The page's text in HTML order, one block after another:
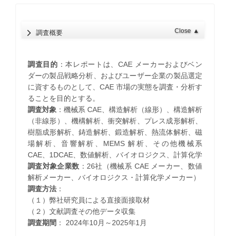
調査概要 Close ▲
調査目的 ：本レポートは、CAE メーカーおよびベン
ダーの製品戦略分析、およびユーザー企業の製品選定
に資するものとして、CAE 市場の実態を調査・分析す
ることを目的とする。
調査対象 ：機械系 CAE、構造解析（線形）、構造解析
（非線形）、機構解析、衝突解析、プレス成形解析、
樹脂成形解析、鋳造解析、鍛造解析、熱流体解析、磁
場解析、音響解析、MEMS 解析、その他機械系
CAE、1DCAE、数値解析、バイオロジクス、計算化学
調査対象企業数 ：26社（機械系 CAE メーカー、数値
解析メーカー、バイオロジクス・計算化学メーカー）
調査方法：
（１）弊社研究員による直接面接取材
（２）文献調査その他データ収集
調査期間 ： 2024年10月～2025年1月